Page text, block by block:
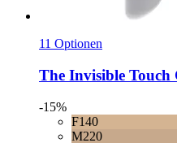
11 Optionen
The Invisible Touch
-15%
F140
M220